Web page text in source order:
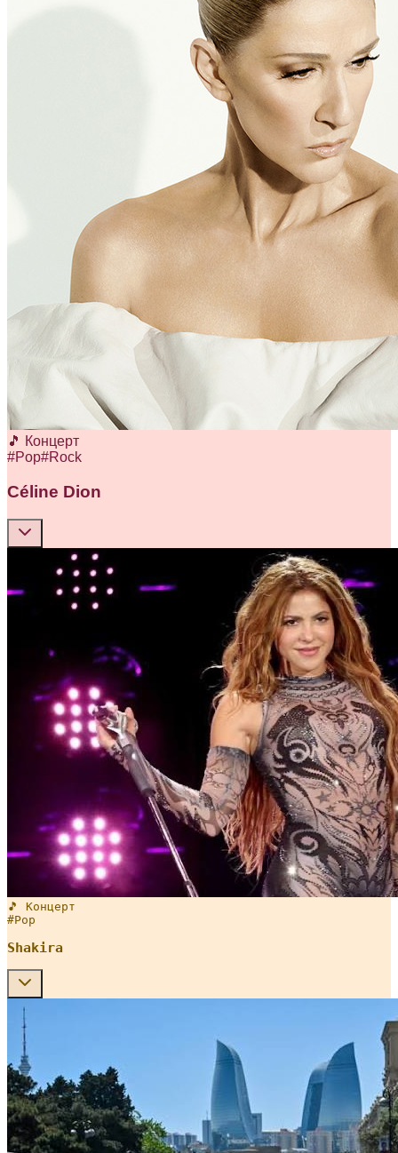
🎵 Концерт
#Pop#Rock
Céline Dion
🎵 Концерт
#Pop
Shakira